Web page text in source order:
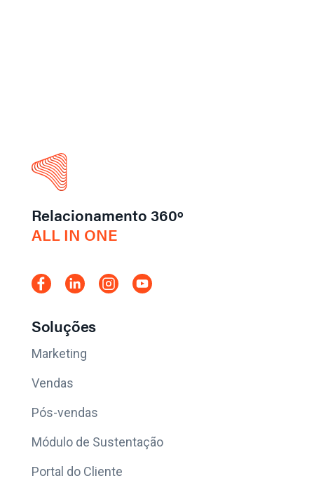
Relacionamento 360º
ALL IN ONE
Soluções
Marketing
Vendas
Pós-vendas
Módulo de Sustentação
Portal do Cliente